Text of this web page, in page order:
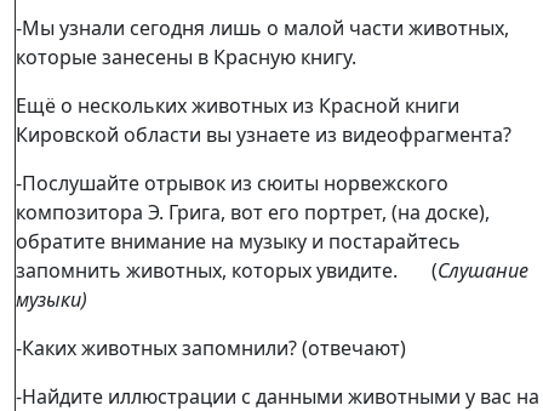
-Мы узнали сегодня лишь о малой части животных,
которые занесены в Красную книгу.
Ещё о нескольких животных из Красной книги
Кировской области вы узнаете из видеофрагмента?
-Послушайте отрывок из сюиты норвежского
композитора Э. Грига, вот его портрет, (на доске),
обратите внимание на музыку и постарайтесь
запомнить животных, которых увидите. (Слушание
музыки)
-Каких животных запомнили? (отвечают)
-Найдите иллюстрации с данными животными у вас на